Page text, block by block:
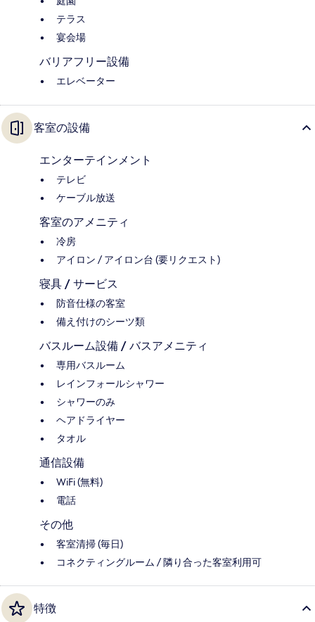
テラス
宴会場
バリアフリー設備
エレベーター
客室の設備
エンターテインメント
テレビ
ケーブル放送
客室のアメニティ
冷房
アイロン / アイロン台 (要リクエスト)
寝具 / サービス
防音仕様の客室
備え付けのシーツ類
バスルーム設備 / バスアメニティ
専用バスルーム
レインフォールシャワー
シャワーのみ
ヘアドライヤー
タオル
通信設備
WiFi (無料)
電話
その他
客室清掃 (毎日)
コネクティングルーム / 隣り合った客室利用可
特徴